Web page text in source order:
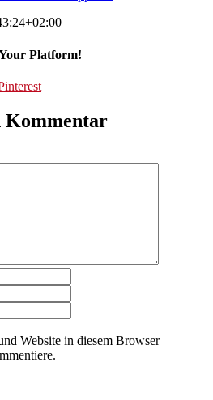
Platform!
Kommentar
Website in diesem Browser